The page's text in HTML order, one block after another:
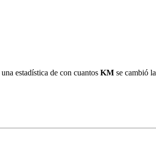
estadística de con cuantos KM se cambió la